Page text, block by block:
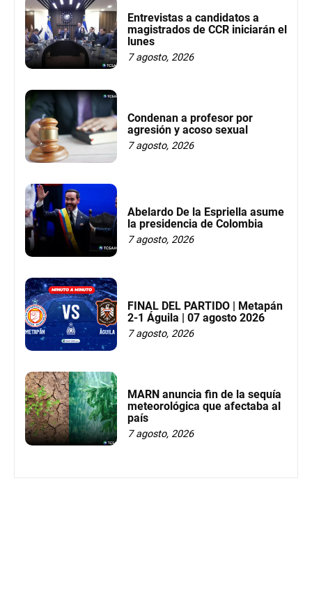
Entrevistas a candidatos a
magistrados de CCR iniciarán el
lunes
7 agosto, 2026
Condenan a profesor por
agresión y acoso sexual
7 agosto, 2026
Abelardo De la Espriella asume
la presidencia de Colombia
7 agosto, 2026
FINAL DEL PARTIDO | Metapán
2-1 Águila | 07 agosto 2026
7 agosto, 2026
MARN anuncia fin de la sequía
meteorológica que afectaba al
país
7 agosto, 2026